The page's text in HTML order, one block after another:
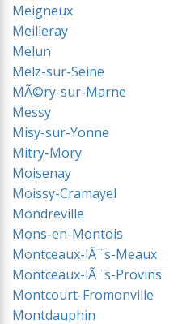
Meigneux
Meilleray
Melun
Melz-sur-Seine
MÃ©ry-sur-Marne
Messy
Misy-sur-Yonne
Mitry-Mory
Moisenay
Moissy-Cramayel
Mondreville
Mons-en-Montois
Montceaux-lÃ¨s-Meaux
Montceaux-lÃ¨s-Provins
Montcourt-Fromonville
Montdauphin